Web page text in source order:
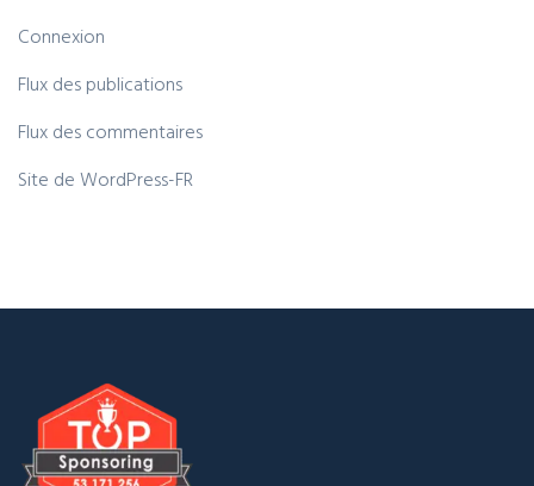
Connexion
Flux des publications
Flux des commentaires
Site de WordPress-FR